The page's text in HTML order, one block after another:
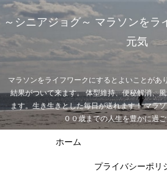
～シニアジョグ～ マラソンをラ
元気
マラソンをライフワークにするとよいことがあ
結果がついて来ます。 体型維持、便秘解消、
ます。生き生きとした毎日が送れます！ マラ
００歳までの人生を豊かに過ご
ホーム
プライバシーポリ